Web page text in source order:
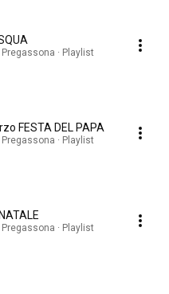
· Playlist
FESTA DEL PAPA
· Playlist
· Playlist